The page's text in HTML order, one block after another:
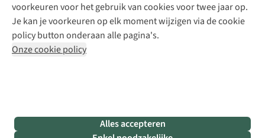
voorkeuren voor het gebruik van cookies voor twee jaar op.
Je kan je voorkeuren op elk moment wijzigen via de cookie
policy button onderaan alle pagina's.
Onze cookie policy
Alles accepteren
Disclaimer Privacy Policy
Algemene voorwaarden
Cookie Policy